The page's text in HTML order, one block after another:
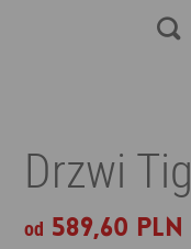
Drzwi
od 589,60 PLN